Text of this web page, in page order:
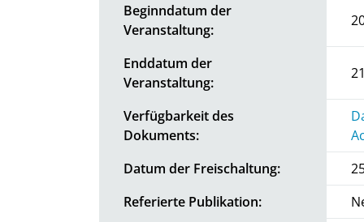
Beginndatum der
Veranstaltung:
Enddatum der
Veranstaltung:
Verfügbarkeit des
Dokuments:
Datum der Freischaltung:
Referierte Publikation: